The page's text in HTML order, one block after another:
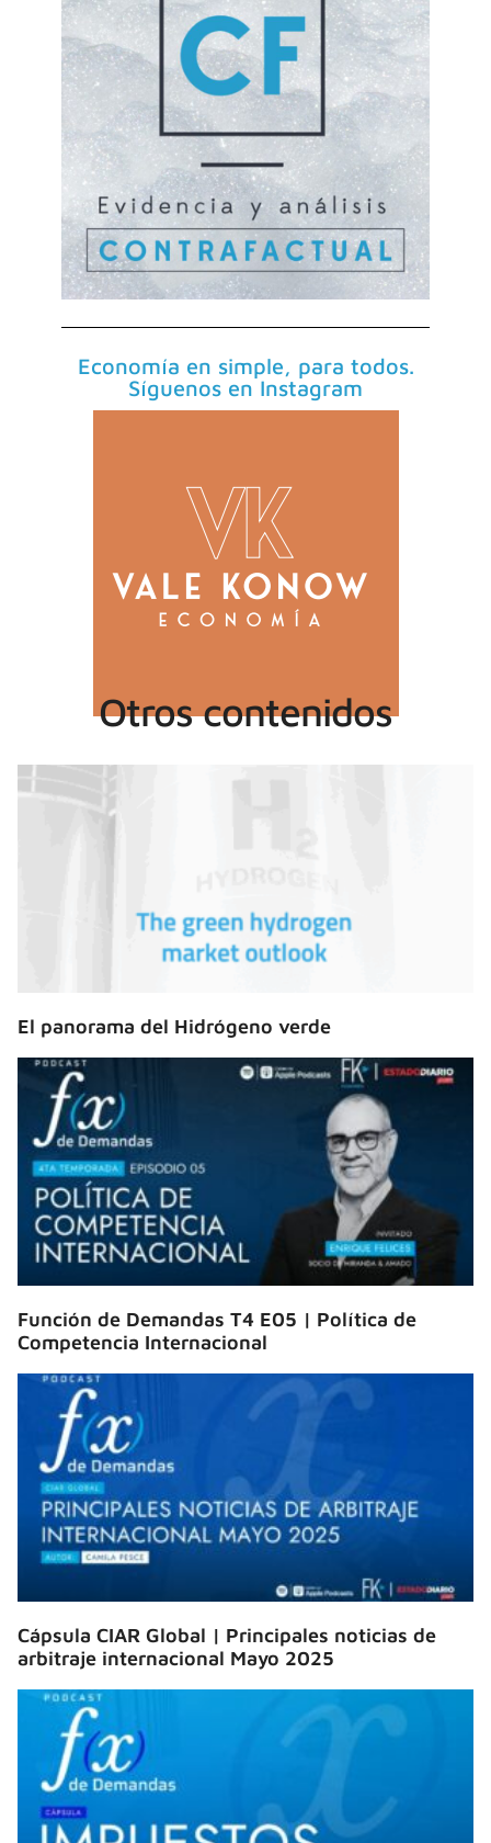
Economía en simple, para todos.
Síguenos en Instagram
Otros contenidos
El panorama del Hidrógeno verde
Función de Demandas T4 E05 | Política de
Competencia Internacional
Cápsula CIAR Global | Principales noticias de
arbitraje internacional Mayo 2025